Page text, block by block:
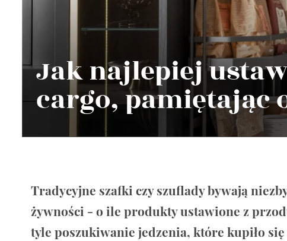
Jak najlepiej
cargo, pamiętając
Tradycyjne szafki czy szuflady bywają
żywności - o ile produkty ustawione z
tyle poszukiwanie jedzenia, które kupiło się